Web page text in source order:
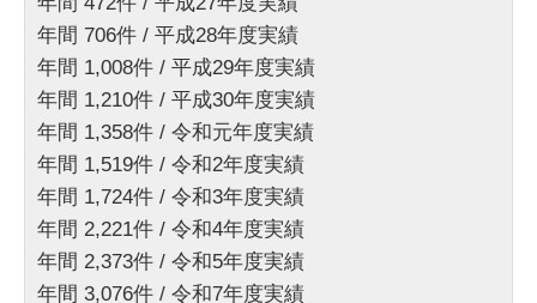
年間 706件 / 平成28年度実績
年間 1,008件 / 平成29年度実績
年間 1,210件 / 平成30年度実績
年間 1,358件 / 令和元年度実績
年間 1,519件 / 令和2年度実績
年間 1,724件 / 令和3年度実績
年間 2,221件 / 令和4年度実績
年間 2,373件 / 令和5年度実績
年間 3,076件 / 令和7年度実績